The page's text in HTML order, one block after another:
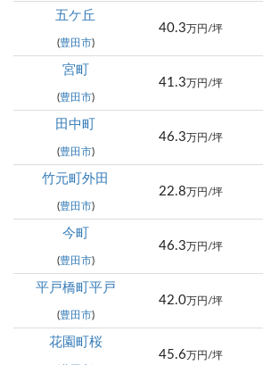
五ケ丘
(豊田市)
40.3 万円/坪
宮町
(豊田市)
41.3 万円/坪
田中町
(豊田市)
46.3 万円/坪
竹元町外田
(豊田市)
22.8 万円/坪
今町
(豊田市)
46.3 万円/坪
平戸橋町平戸
(豊田市)
42.0 万円/坪
花園町桜
45.6 万円/坪